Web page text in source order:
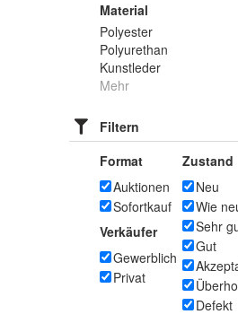
Material
Polyester
Polyurethan
Kunstleder
Mehr
Filtern
Format
Auktionen
Sofortkauf
Verkäufer
Gewerblich
Privat
Zustand
Neu
Wie
Sehr
Gut
Defekt